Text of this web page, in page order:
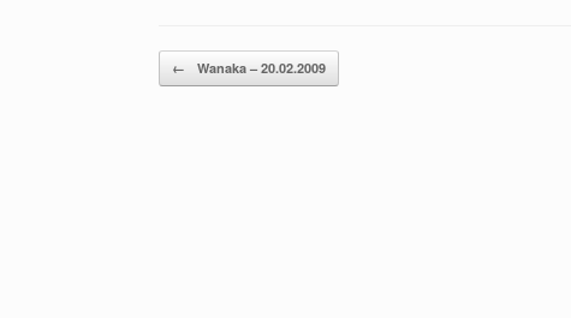
Beitragsnavigation
← Wanaka – 20.02.2009